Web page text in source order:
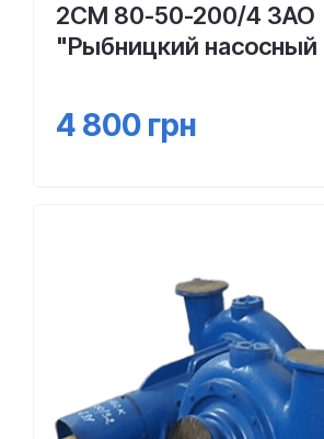
2СМ 80-50-200/4 ЗАО
"Рыбницкий насосный
4 800 грн